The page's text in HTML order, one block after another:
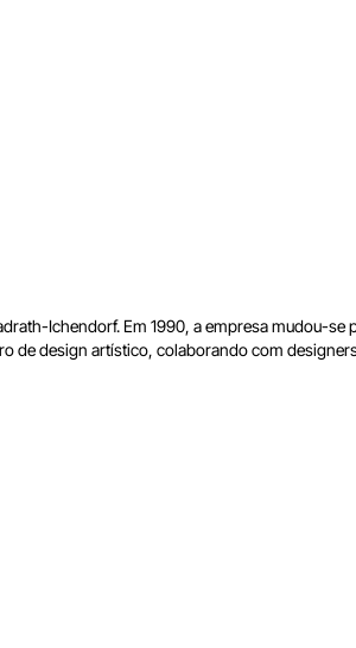
Ichendorf. Em 1990, a empresa mudou-
design artístico, colaborando com